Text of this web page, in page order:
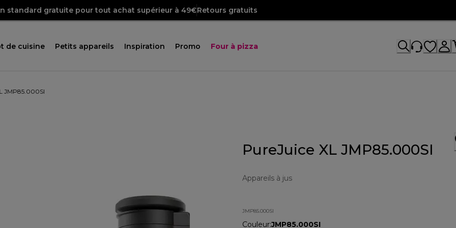
standard gratuite pour tout achat supérieur à 49€Retours gratuits
de cuisine Petits appareils Inspiration Promo Four à pizza
JMP85.000SI
PureJuice XL JMP85.000SI
Appareils à jus
JMP85.000SI
Couleur:JMP85.000SI